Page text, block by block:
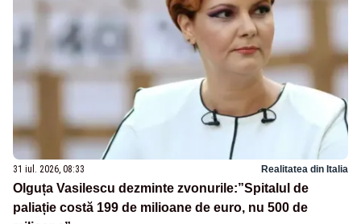
31 iul. 2026, 08:33 Realitatea din Italia
Olguța Vasilescu dezminte zvonurile:”Spitalul de
paliație costă 199 de milioane de euro, nu 500 de